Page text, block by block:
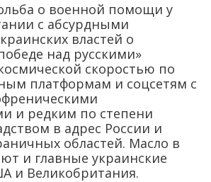
о военной помощи у
с абсурдными
властей о
над русскими»
скоростью по
платформам и соцсетям с
и редким по степени
в адрес России и
областей. Масло в
и главные украинские
и Великобритания.